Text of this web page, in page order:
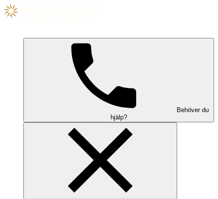
Behöver du
hjälp?